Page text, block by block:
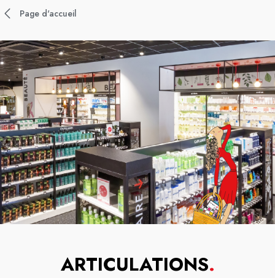
Page d'accueil
ARTICULATIONS.